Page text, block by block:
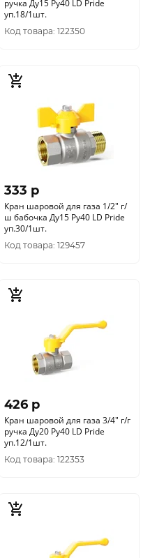
ручка Ду15 Ру40 LD Pride
уп.18/1шт.
Код товара: 122350
333 p
Кран шаровой для газа 1/2" г/
ш бабочка Ду15 Ру40 LD Pride
уп.30/1шт.
Код товара: 129457
426 p
Кран шаровой для газа 3/4" г/г
ручка Ду20 Ру40 LD Pride
уп.12/1шт.
Код товара: 122353